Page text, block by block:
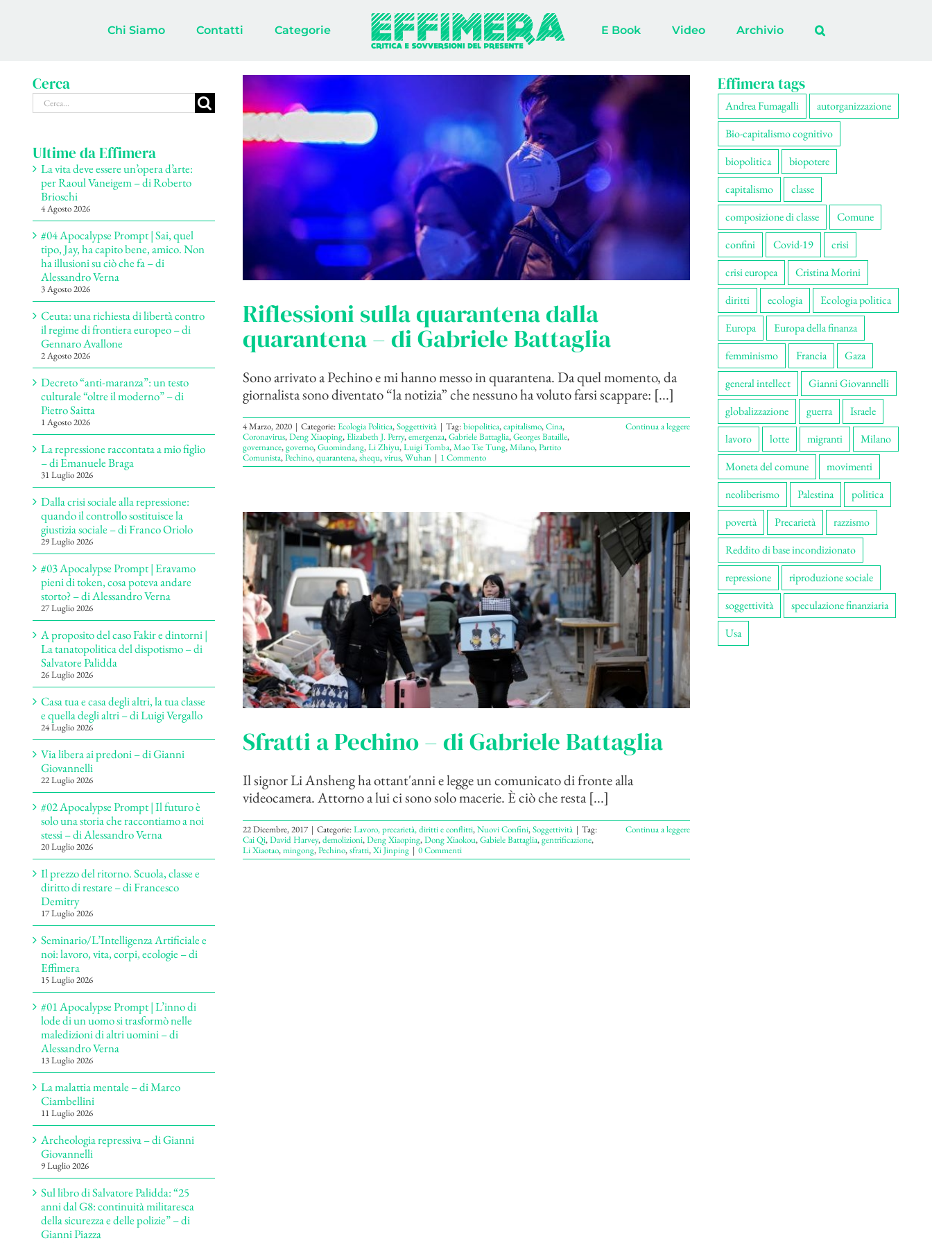
Chi Siamo Contatti Categorie E Book Video Archivio
Riflessioni sulla quarantena dalla
quarantena – di Gabriele Battaglia
Sono arrivato a Pechino e mi hanno messo in quarantena. Da quel momento, da
giornalista sono diventato “la notizia” che nessuno ha voluto farsi scappare: [...]
4 Marzo, 2020 | Categorie:Ecologia Politica,Soggettività | Tag:biopolitica,capitalismo,Cina,
Coronavirus,Deng Xiaoping,Elizabeth J. Perry,emergenza,Gabriele Battaglia,Georges Bataille,
governance,governo,Guomindang,Li Zhiyu,Luigi Tomba,Mao Tse Tung,Milano,Partito
Comunista,Pechino,quarantena,shequ,virus,Wuhan | 1 Commento
Continua a leggere
Sfratti a Pechino – di Gabriele Battaglia
Il signor Li Ansheng ha ottant'anni e legge un comunicato di fronte alla
videocamera. Attorno a lui ci sono solo macerie. È ciò che resta [...]
22 Dicembre, 2017 | Categorie:Lavoro, precarietà, diritti e conflitti,Nuovi Confini,Soggettività | Tag:
Cai Qi,David Harvey,demolizioni,Deng Xiaoping,Dong Xiaokou,Gabiele Battaglia,gentrificazione,
Li Xiaotao,mingong,Pechino,sfratti,Xi Jinping | 0 Commenti
Continua a leggere
Cerca
Cerca
per:
Ultime da Effimera
La vita deve essere un’opera d’arte:
per Raoul Vaneigem – di Roberto
Brioschi
4 Agosto 2026
#04 Apocalypse Prompt | Sai, quel
tipo, Jay, ha capito bene, amico. Non
ha illusioni su ciò che fa – di
Alessandro Verna
3 Agosto 2026
Ceuta: una richiesta di libertà contro
il regime di frontiera europeo – di
Gennaro Avallone
2 Agosto 2026
Decreto “anti-maranza”: un testo
culturale “oltre il moderno” – di
Pietro Saitta
1 Agosto 2026
La repressione raccontata a mio figlio
– di Emanuele Braga
31 Luglio 2026
Dalla crisi sociale alla repressione:
quando il controllo sostituisce la
giustizia sociale – di Franco Oriolo
29 Luglio 2026
#03 Apocalypse Prompt | Eravamo
pieni di token, cosa poteva andare
storto? – di Alessandro Verna
27 Luglio 2026
A proposito del caso Fakir e dintorni |
La tanatopolitica del dispotismo – di
Salvatore Palidda
26 Luglio 2026
Casa tua e casa degli altri, la tua classe
e quella degli altri – di Luigi Vergallo
24 Luglio 2026
Via libera ai predoni – di Gianni
Giovannelli
22 Luglio 2026
#02 Apocalypse Prompt | Il futuro è
solo una storia che raccontiamo a noi
stessi – di Alessandro Verna
20 Luglio 2026
Il prezzo del ritorno. Scuola, classe e
diritto di restare – di Francesco
Demitry
17 Luglio 2026
Seminario/L’Intelligenza Artificiale e
noi: lavoro, vita, corpi, ecologie – di
Effimera
15 Luglio 2026
#01 Apocalypse Prompt | L’inno di
lode di un uomo si trasformò nelle
maledizioni di altri uomini – di
Alessandro Verna
13 Luglio 2026
La malattia mentale – di Marco
Ciambellini
11 Luglio 2026
Archeologia repressiva – di Gianni
Giovannelli
9 Luglio 2026
Sul libro di Salvatore Palidda: “25
anni dal G8: continuità militaresca
della sicurezza e delle polizie” – di
Gianni Piazza
Effimera tags
Andrea Fumagalli
autorganizzazione
Bio-capitalismo cognitivo
biopolitica
biopotere
capitalismo
classe
composizione di classe
Comune
confini
Covid-19
crisi
crisi europea
Cristina Morini
diritti
ecologia
Ecologia politica
Europa
Europa della finanza
femminismo
Francia
Gaza
general intellect
Gianni Giovannelli
globalizzazione
guerra
Israele
lavoro
lotte migranti
Milano
Moneta del comune
movimenti
neoliberismo
Palestina
politica
povertà
Precarietà
razzismo
Reddito di base incondizionato
repressione
riproduzione sociale
soggettività
speculazione finanziaria
Usa